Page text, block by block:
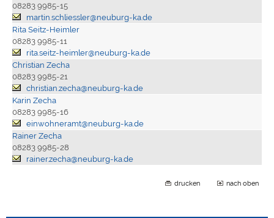
08283 9985-15
martin.schliessler@neuburg-ka.de
Rita Seitz-Heimler
08283 9985-11
rita.seitz-heimler@neuburg-ka.de
Christian Zecha
08283 9985-21
christian.zecha@neuburg-ka.de
Karin Zecha
08283 9985-16
einwohneramt@neuburg-ka.de
Rainer Zecha
08283 9985-28
rainer.zecha@neuburg-ka.de
drucken nach oben